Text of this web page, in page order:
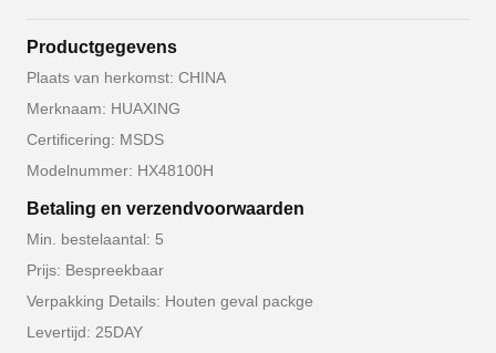
Productgegevens
Plaats van herkomst: CHINA
Merknaam: HUAXING
Certificering: MSDS
Modelnummer: HX48100H
Betaling en verzendvoorwaarden
Min. bestelaantal: 5
Prijs: Bespreekbaar
Verpakking Details: Houten geval packge
Levertijd: 25DAY